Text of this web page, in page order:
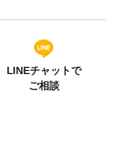
LINEチャットで
ご相談